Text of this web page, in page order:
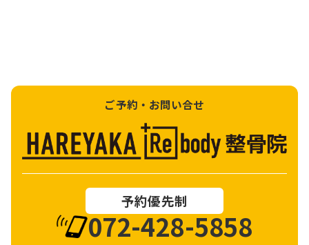
ご予約・お問い合せ
予約優先制
072-428-5858